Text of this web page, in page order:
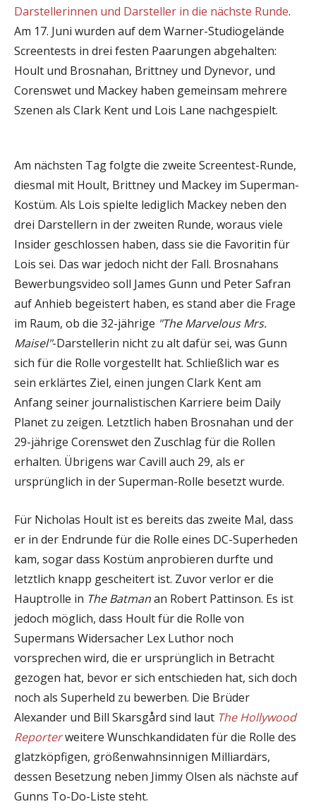
Darstellerinnen und Darsteller in die nächste Runde.
Am 17. Juni wurden auf dem Warner-Studiogelände
Screentests in drei festen Paarungen abgehalten:
Hoult und Brosnahan, Brittney und Dynevor, und
Corenswet und Mackey haben gemeinsam mehrere
Szenen als Clark Kent und Lois Lane nachgespielt.
Am nächsten Tag folgte die zweite Screentest-Runde,
diesmal mit Hoult, Brittney und Mackey im Superman-
Kostüm. Als Lois spielte lediglich Mackey neben den
drei Darstellern in der zweiten Runde, woraus viele
Insider geschlossen haben, dass sie die Favoritin für
Lois sei. Das war jedoch nicht der Fall. Brosnahans
Bewerbungsvideo soll James Gunn und Peter Safran
auf Anhieb begeistert haben, es stand aber die Frage
im Raum, ob die 32-jährige "The Marvelous Mrs.
Maisel"-Darstellerin nicht zu alt dafür sei, was Gunn
sich für die Rolle vorgestellt hat. Schließlich war es
sein erklärtes Ziel, einen jungen Clark Kent am
Anfang seiner journalistischen Karriere beim Daily
Planet zu zeigen. Letztlich haben Brosnahan und der
29-jährige Corenswet den Zuschlag für die Rollen
erhalten. Übrigens war Cavill auch 29, als er
ursprünglich in der Superman-Rolle besetzt wurde.
Für Nicholas Hoult ist es bereits das zweite Mal, dass
er in der Endrunde für die Rolle eines DC-Superheden
kam, sogar dass Kostüm anprobieren durfte und
letztlich knapp gescheitert ist. Zuvor verlor er die
Hauptrolle in The Batmanan Robert Pattinson. Es ist
jedoch möglich, dass Hoult für die Rolle von
Supermans Widersacher Lex Luthor noch
vorsprechen wird, die er ursprünglich in Betracht
gezogen hat, bevor er sich entschieden hat, sich doch
noch als Superheld zu bewerben. Die Brüder
Alexander und Bill Skarsgård sind laut The Hollywood
Reporterweitere Wunschkandidaten für die Rolle des
glatzköpfigen, größenwahnsinnigen Milliardärs,
dessen Besetzung neben Jimmy Olsen als nächste auf
Gunns To-Do-Liste steht.